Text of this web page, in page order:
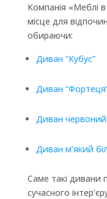
Компанія «Меблі
місце для
обираючи:
Диван “Кубус”
Диван
Диван червоний
Диван м’який
Саме такі дивани
сучасного